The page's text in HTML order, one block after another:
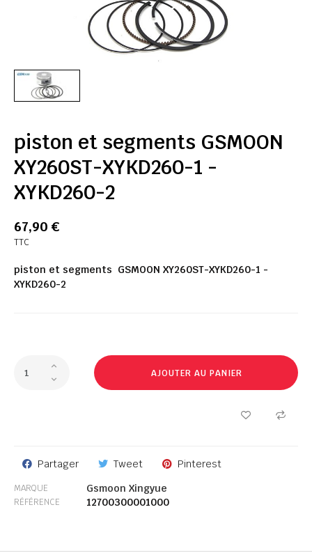
piston et segments GSMOON
XY260ST-XYKD260-1 -
XYKD260-2
67,90 €
TTC
piston et segments GSMOON XY260ST-XYKD260-1 -
XYKD260-2
AJOUTER AU PANIER
Partager Tweet Pinterest
MARQUE Gsmoon Xingyue
RÉFÉRENCE 12700300001000